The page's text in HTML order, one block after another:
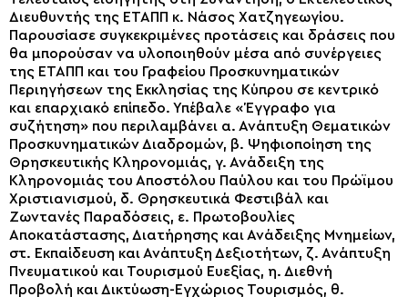
Διευθυντής της ΕΤΑΠΠ κ. Νάσος Χατζηγεωγίου.
Παρουσίασε συγκεκριμένες προτάσεις και δράσεις που
θα μπορούσαν να υλοποιηθούν μέσα από συνέργειες
της ΕΤΑΠΠ και του Γραφείου Προσκυνηματικών
Περιηγήσεων της Εκκλησίας της Κύπρου σε κεντρικό
και επαρχιακό επίπεδο. Υπέβαλε «Έγγραφο για
συζήτηση» που περιλαμβάνει α. Ανάπτυξη Θεματικών
Προσκυνηματικών Διαδρομών, β. Ψηφιοποίηση της
Θρησκευτικής Κληρονομιάς, γ. Ανάδειξη της
Κληρονομιάς του Αποστόλου Παύλου και του Πρώϊμου
Χριστιανισμού, δ. Θρησκευτικά Φεστιβάλ και
Ζωντανές Παραδόσεις, ε. Πρωτοβουλίες
Αποκατάστασης, Διατήρησης και Ανάδειξης Μνημείων,
στ. Εκπαίδευση και Ανάπτυξη Δεξιοτήτων, ζ. Ανάπτυξη
Πνευματικού και Τουρισμού Ευεξίας, η. Διεθνή
Προβολή και Δικτύωση-Εγχώριος Τουρισμός, θ.